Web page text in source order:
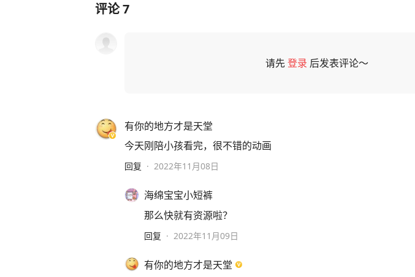
评论7
请先登录 后发表评论～
有你的地方才是天堂
今天刚陪小孩看完，很不错的动画
回复 · 2022年11月08日
海绵宝宝小短裤
那么快就有资源啦？
回复 · 2022年11月09日
有你的地方才是天堂